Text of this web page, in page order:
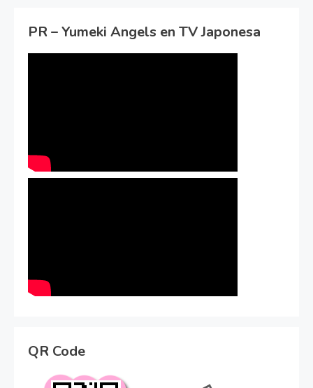
PR – Yumeki Angels en TV Japonesa
QR Code